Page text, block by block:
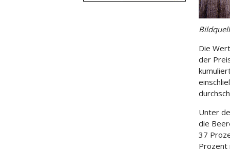
Die
der
Unter
die
37
Prozent